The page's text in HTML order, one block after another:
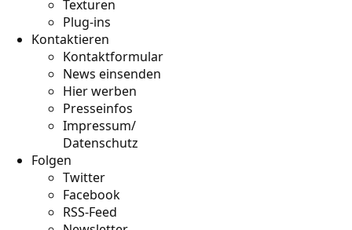
Texturen
Plug-ins
Kontaktieren
Kontaktformular
News einsenden
Hier werben
Presseinfos
Impressum/
Datenschutz
Folgen
Twitter
Facebook
RSS-Feed